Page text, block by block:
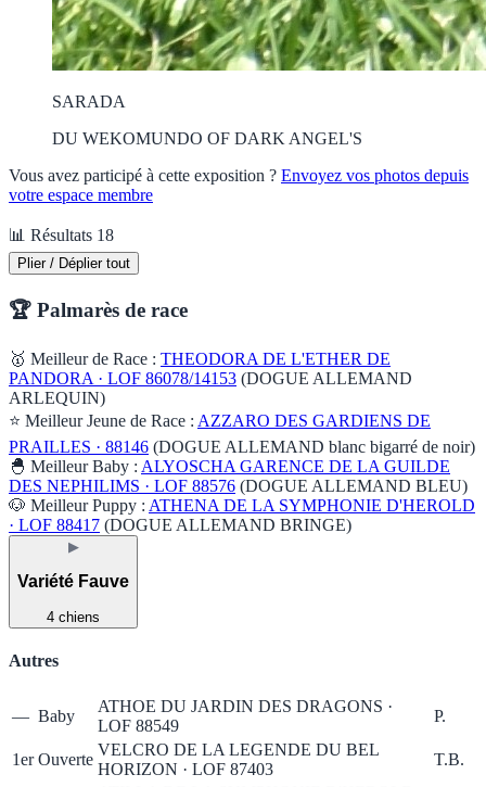
SARADA
DU WEKOMUNDO OF DARK ANGEL'S
Vous avez participé à cette exposition ? Envoyez vos photos depuis
votre espace membre
📊 Résultats 18
Plier / Déplier tout
🏆 Palmarès de race
🥇 Meilleur de Race : THEODORA DE L'ETHER DE
PANDORA · LOF 86078/14153 (DOGUE ALLEMAND
ARLEQUIN)
⭐ Meilleur Jeune de Race : AZZARO DES GARDIENS DE
PRAILLES · 88146 (DOGUE ALLEMAND blanc bigarré de noir)
🐣 Meilleur Baby : ALYOSCHA GARENCE DE LA GUILDE
DES NEPHILIMS · LOF 88576 (DOGUE ALLEMAND BLEU)
🐶 Meilleur Puppy : ATHENA DE LA SYMPHONIE D'HEROLD
· LOF 88417 (DOGUE ALLEMAND BRINGE)
▶
Variété Fauve
4 chiens
Autres
— Baby
ATHOE DU JARDIN DES DRAGONS ·
LOF 88549
P.
1er Ouverte
VELCRO DE LA LEGENDE DU BEL
HORIZON · LOF 87403
T.B.